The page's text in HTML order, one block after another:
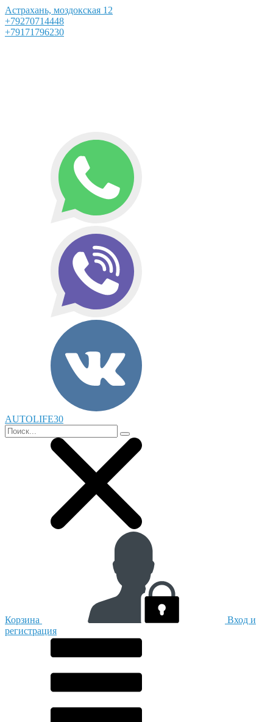
Астрахань, моздокская 12
+79270714448
+79171796230
AUTOLIFE30
Корзина
Вход и
регистрация